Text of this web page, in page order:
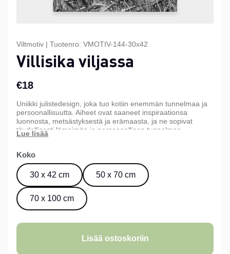
Viltmotiv | Tuotenro: VMOTIV-144-30x42
Villisika viljassa
€18
Uniikki julistedesign, joka tuo kotiin enemmän tunnelmaa ja
persoonallisuutta. Aiheet ovat saaneet inspiraationsa
luonnosta, metsästyksestä ja erämaasta, ja ne sopivat
täydellisesti lämpimän ja persoonallisen tunnelman
luomiseen kotiin, mökille tai toimistoon. Saatavana kolmessa
Koko
30 x 42 cm 50 x 70 cm
70 x 100 cm
Lisää ostoskoriin